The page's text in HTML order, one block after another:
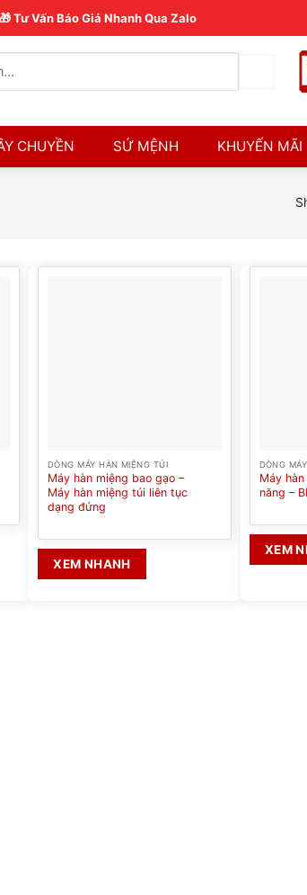
CHUYỀN SỨ MỆNH KHUYẾN MÃI
DÒNG MÁY HÀN MIỆNG TÚI
Máy hàn miệng bao gạo –
Máy hàn miệng túi liên tục
dạng đứng
XEM NHANH
DÒNG
Máy
năng –
XEM
🎁 Tư Vấn Báo Giá Nhanh Qua Zalo